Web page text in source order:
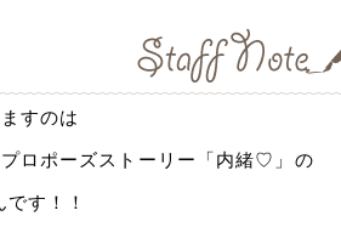
すのは
ロポーズストーリー「内緒♡」の
す！！